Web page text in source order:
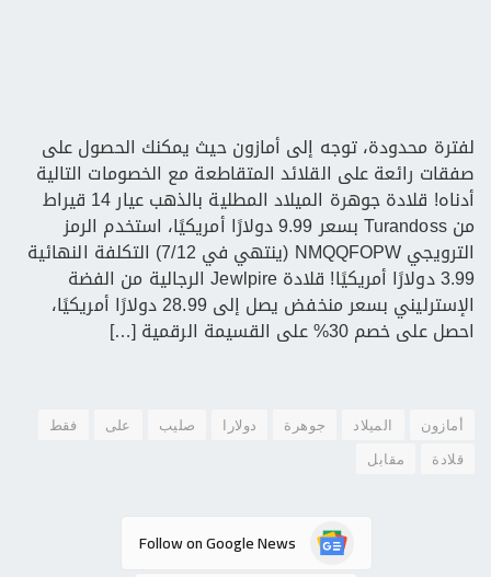
لفترة محدودة، توجه إلى أمازون حيث يمكنك الحصول على
صفقات رائعة على القلائد المتقاطعة مع الخصومات التالية
أدناه! قلادة جوهرة الميلاد المطلية بالذهب عيار 14 قيراط
من Turandoss بسعر 9.99 دولارًا أمريكيًا، استخدم الرمز
الترويجي NMQQFOPW (ينتهي في 7/12) التكلفة النهائية
3.99 دولارًا أمريكيًا! قلادة Jewlpire الرجالية من الفضة
الإسترليني بسعر منخفض يصل إلى 28.99 دولارًا أمريكيًا،
احصل على خصم 30% على القسيمة الرقمية […]
أمازون الميلاد جوهرة دولارا صليب على
فقط
قلادة
مقابل
Follow on Google News